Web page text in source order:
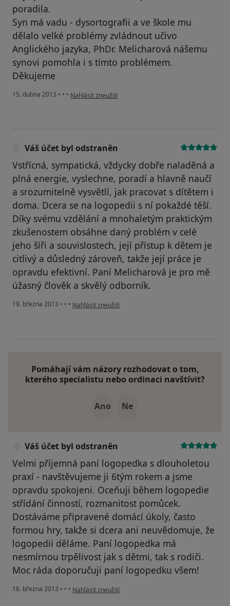
poradila.
Syn má vadu - dysortografii a ve škole mu
dělalo velké problémy zvládnout učivo
Anglického jazyka, PhDr. Melicharová nášemu
synovi pomohla i s tímto problémem.
Děkujeme
15. dubna 2013 • • • podle názoru uživatele Váš účet byl odstraněn
Nahlásit zneužití
Váš účet byl odstraněn
Vstřícná, sympatická, vždycky dobře naladěná a
plná energie, vyslechne, poradí a hlavně naučí
a srozumitelně vysvětlí, jak pracovat s dítětem i
doma. Dcera se na logopedii s ní pokaždé těší.
Díky svému vzdělání a mnohaletým praktickým
zkušenostem obsáhne daný problém v celé
jeho šíři a souvislostech, její přístup k dětem je
citlivý a důsledný zároveň, takže její práce je
opravdu efektivní. Paní Melicharová je pro mě
úžasný člověk a skvělý odborník.
19. března 2013 • • • podle názoru uživatele Váš účet byl odstraněn
Nahlásit zneužití
Pomáhají vám názory rozhodovat o tom,
kterého specialistu nebo ordinaci navštívit?
Ano Ne
Váš účet byl odstraněn
Velmi příjemná paní logopedka s dlouholetou
praxí - navštěvujeme ji 6tým rokem a jsme
opravdu spokojeni. Oceňuji během logopedie
střídání činností, rozmanitost pomůcek.
Dostáváme připravené domácí úkoly, často
formou hry, takže si dcera ani neuvědomuje, že
logopedii děláme. Paní logopedka má
nesmírnou trpělivost jak s dětmi, tak s rodiči.
Moc ráda doporučuji paní logopedku všem!
18. března 2013 • • • podle názoru uživatele Váš účet byl odstraněn
Nahlásit zneužití